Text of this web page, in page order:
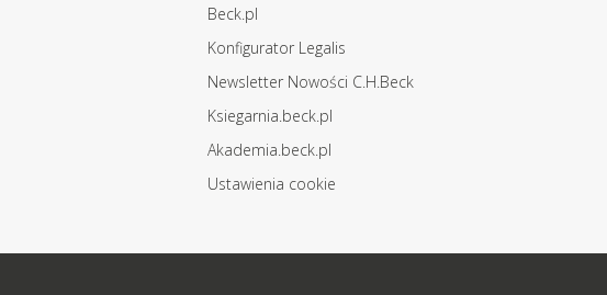
Beck.pl
Konfigurator Legalis
Newsletter Nowości C.H.Beck
Ksiegarnia.beck.pl
Akademia.beck.pl
Ustawienia cookie